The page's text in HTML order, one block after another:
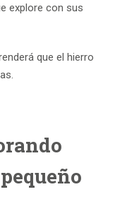
explore con sus
que el hierro